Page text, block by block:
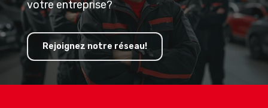
votre entreprise?
Rejoignez notre réseau!